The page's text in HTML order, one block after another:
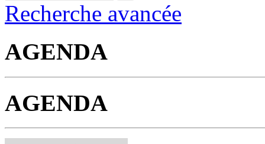
Recherche avancée
AGENDA
AGENDA